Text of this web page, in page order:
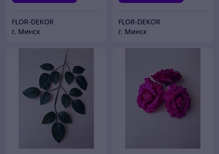
FLOR-DEKOR
г. Минск
FLOR-DEKOR
г. Минск